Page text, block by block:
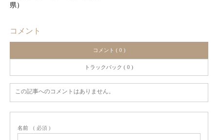
県）
コメント
コメント ( 0 )
トラックバック ( 0 )
この記事へのコメントはありません。
名前 ( 必須 )